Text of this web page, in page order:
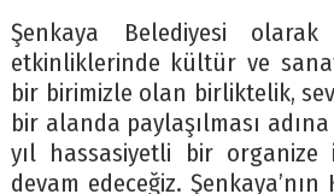
Şenkaya Belediyesi
etkinliklerinde kültür ve
bir birimizle olan birliktelik,
bir alanda paylaşılması
yıl hassasiyetli bir organize
devam edeceğiz.